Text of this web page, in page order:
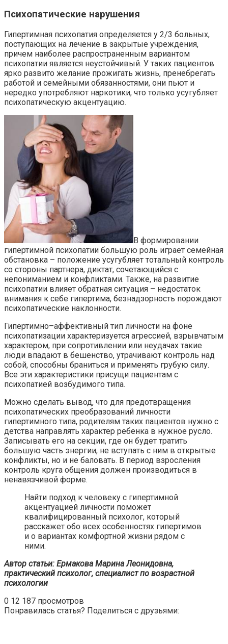
Психопатические нарушения
Гипертимная психопатия определяется у 2/3 больных,
поступающих на лечение в закрытые учреждения,
причем наиболее распространенным вариантом
психопатии является неустойчивый. У таких пациентов
ярко развито желание прожигать жизнь, пренебрегать
работой и семейными обязанностями, они пьют и
нередко употребляют наркотики, что только усугубляет
психопатическую акцентуацию.
В формировании
гипертимной психопатии большую роль играет семейная
обстановка – положение усугубляет тотальный контроль
со стороны партнера, диктат, сочетающийся с
непониманием и конфликтами. Также, на развитие
психопатии влияет обратная ситуация – недостаток
внимания к себе гипертима, безнадзорность порождают
психопатические наклонности.
Гипертимно–аффективный тип личности на фоне
психопатизации характеризуется агрессией, взрывчатым
характером, при сопротивлении или неудачах такие
люди впадают в бешенство, утрачивают контроль над
собой, способны браниться и применять грубую силу.
Все эти характеристики присущи пациентам с
психопатией возбудимого типа.
Можно сделать вывод, что для предотвращения
психопатических преобразований личности
гипертимного типа, родителям таких пациентов нужно с
детства направлять характер ребенка в нужное русло.
Записывать его на секции, где он будет тратить
большую часть энергии, не вступать с ним в открытые
конфликты, но и не баловать. В период взросления
контроль круга общения должен производиться в
ненавязчивой форме.
Найти подход к человеку с гипертимной
акцентуацией личности поможет
квалифицированный психолог, который
расскажет обо всех особенностях гипертимов
и о вариантах комфортной жизни рядом с
ними.
Автор статьи: Ермакова Марина Леонидовна,
практический психолог, специалист по возрастной
психологии
0 12 187 просмотров
Понравилась статья? Поделиться с друзьями: